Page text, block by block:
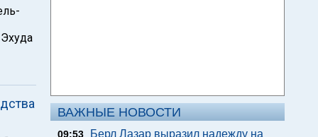
ВАЖНЫЕ НОВОСТИ
09:53
Берл Лазар выразил надежду на